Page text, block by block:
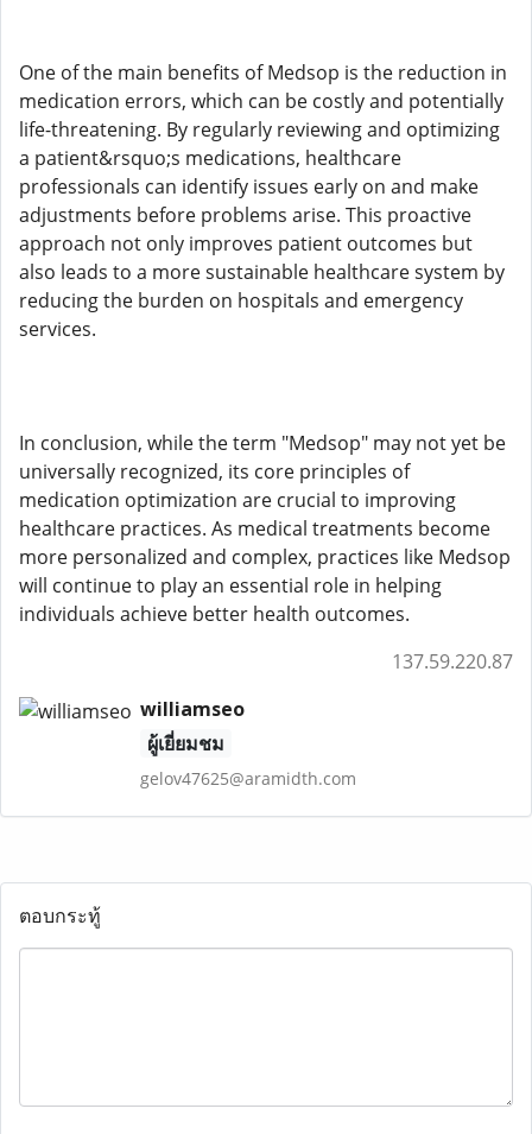
One of the main benefits of Medsop is the reduction in
medication errors, which can be costly and potentially
life-threatening. By regularly reviewing and optimizing
a patient&rsquo;s medications, healthcare
professionals can identify issues early on and make
adjustments before problems arise. This proactive
approach not only improves patient outcomes but
also leads to a more sustainable healthcare system by
reducing the burden on hospitals and emergency
services.
In conclusion, while the term "Medsop" may not yet be
universally recognized, its core principles of
medication optimization are crucial to improving
healthcare practices. As medical treatments become
more personalized and complex, practices like Medsop
will continue to play an essential role in helping
individuals achieve better health outcomes.
137.59.220.87
williamseo
ผู้เยี่ยมชม
gelov47625@aramidth.com
ตอบกระทู้